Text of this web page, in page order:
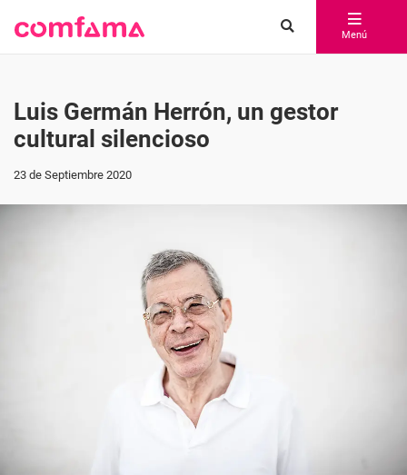
Menú
Luis Germán Herrón, un gestor
cultural silencioso
23 de Septiembre 2020